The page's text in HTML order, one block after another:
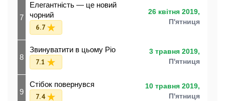
7
Елегантність — це новий
чорний
6.7
26 квітня 2019,
П'ятниця
8
Звинуватити в цьому Ріо
7.1
3 травня 2019,
П'ятниця
9
Стібок повернувся
7.4
10 травня 2019,
П'ятниця